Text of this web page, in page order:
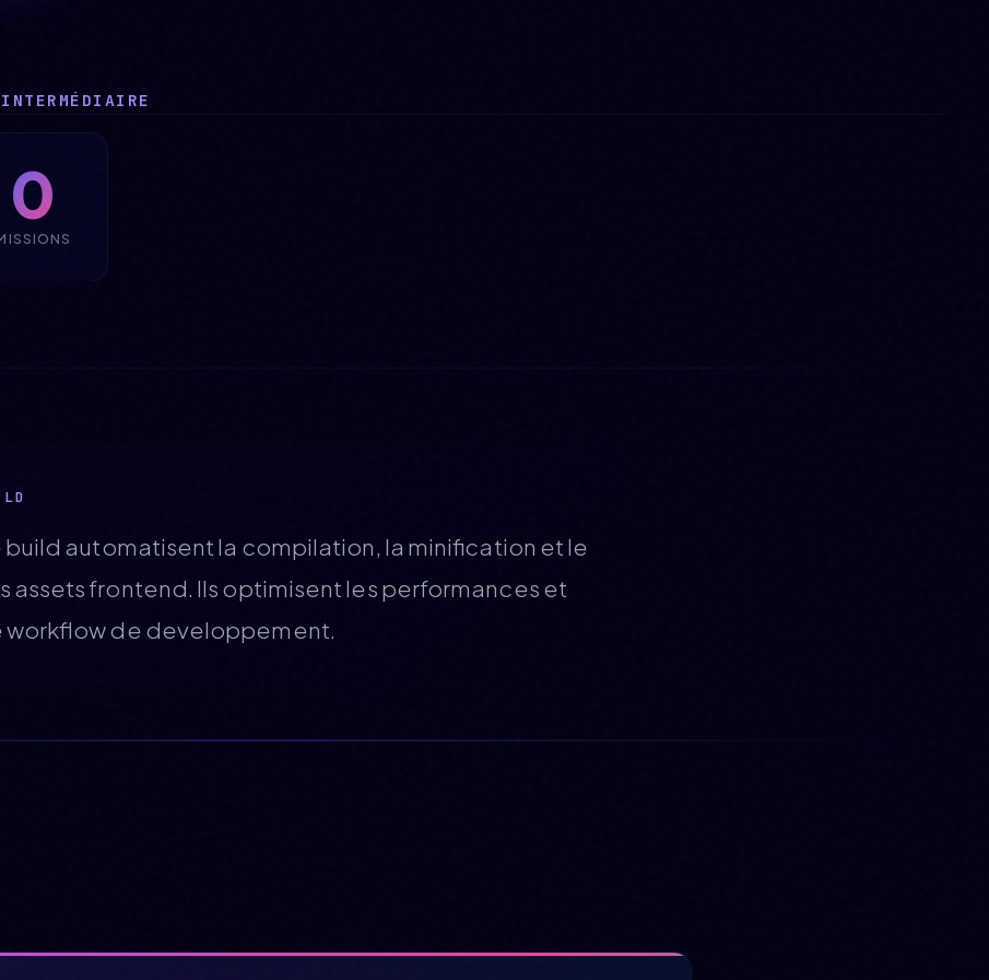
INTERMÉDIAIRE
0
build automatisent la compilation, la minification et le
assets frontend. Ils optimisent les performances et
workflow de developpement.